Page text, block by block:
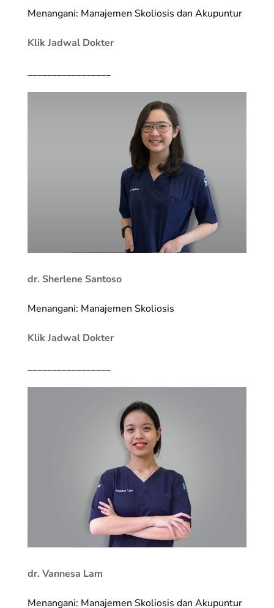
Menangani: Manajemen Skoliosis dan Akupuntur
Klik Jadwal Dokter
_________________
dr. Sherlene Santoso
Menangani: Manajemen Skoliosis
Klik Jadwal Dokter
_________________
dr. Vannesa Lam
Menangani: Manajemen Skoliosis dan Akupuntur